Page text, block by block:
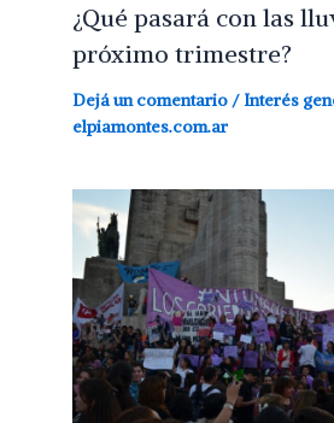
¿Qué pasará con las
próximo trimestre?
Dejá un comentario / Interés
elpiamontes.com.ar